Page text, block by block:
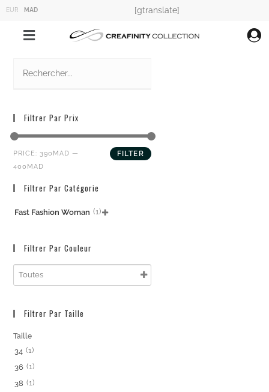
EUR MAD [gtranslate]
Filtrer Par Prix
FILTER
PRICE: 390MAD —
400MAD
Filtrer Par Catégorie
Fast Fashion Woman (1) 
Filtrer Par Couleur
Filtrer Par Taille
Taille
34 (1)
36 (1)
38 (1)